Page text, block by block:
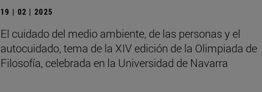
19 | 02 | 2025
El cuidado del medio ambiente, de las personas y el
autocuidado, tema de la XIV edición de la Olimpiada de
Filosofía, celebrada en la Universidad de Navarra